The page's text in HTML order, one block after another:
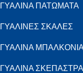
ΓΥΑΛΙΝΑ ΠΑΤΩΜΑΤΑ
ΓΥΑΛΙΝΕΣ ΣΚΑΛΕΣ
ΓΥΑΛΙΝΑ
ΓΥΑΛΙΝΑ ΣΚΕΠΑΣΤΡΑ